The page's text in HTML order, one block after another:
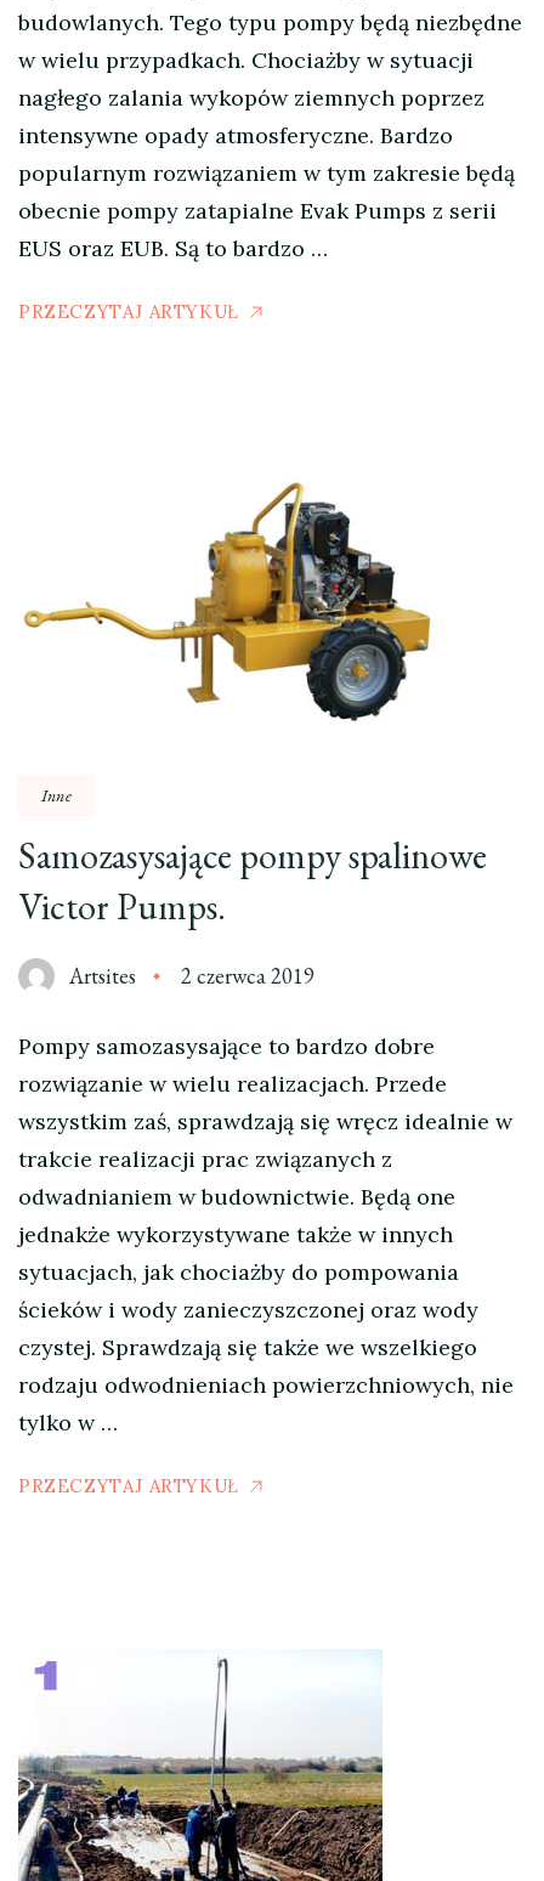
budowlanych. Tego typu pompy będą niezbędne
w wielu przypadkach. Chociażby w sytuacji
nagłego zalania wykopów ziemnych poprzez
intensywne opady atmosferyczne. Bardzo
popularnym rozwiązaniem w tym zakresie będą
obecnie pompy zatapialne Evak Pumps z serii
EUS oraz EUB. Są to bardzo …
PRZECZYTAJ ARTYKUŁ
Inne
Samozasysające pompy spalinowe
Victor Pumps.
Artsites 2 czerwca 2019
Pompy samozasysające to bardzo dobre
rozwiązanie w wielu realizacjach. Przede
wszystkim zaś, sprawdzają się wręcz idealnie w
trakcie realizacji prac związanych z
odwadnianiem w budownictwie. Będą one
jednakże wykorzystywane także w innych
sytuacjach, jak chociażby do pompowania
ścieków i wody zanieczyszczonej oraz wody
czystej. Sprawdzają się także we wszelkiego
rodzaju odwodnieniach powierzchniowych, nie
tylko w …
PRZECZYTAJ ARTYKUŁ